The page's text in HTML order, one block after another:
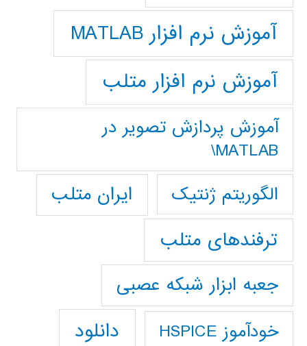
آموزش نرم افزار MATLAB
آموزش نرم افزار متلب
آموزش پردازش تصوير در
MATLAB\
الگوریتم ژنتیک
ایران متلب
ترفندهای متلب
جعبه ابزار شبکه عصبی
خودآموز HSPICE دانلود